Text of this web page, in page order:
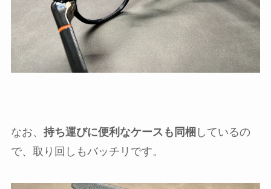
なお、 持ち運びに便利なケースも同梱 しているの
で、取り回しもバッチリです。